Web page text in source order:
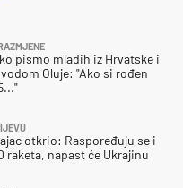
pismo mladih iz Hrvatske i
Oluje: "Ako si rođen
otkrio: Raspoređuju se i
raketa, napast će Ukrajinu